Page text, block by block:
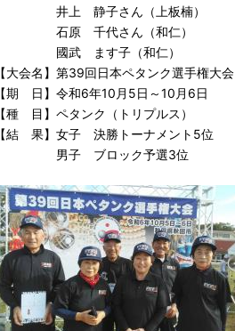
井上 静子さん（上板楠）
石原 千代さん（和仁）
國武 ます子（和仁）
【大会名】第39回日本ペタンク選手権大会
【期 日】令和6年10月5日～10月6日
【種 目】ペタンク（トリプルス）
【結 果】女子 決勝トーナメント5位
男子 ブロック予選3位